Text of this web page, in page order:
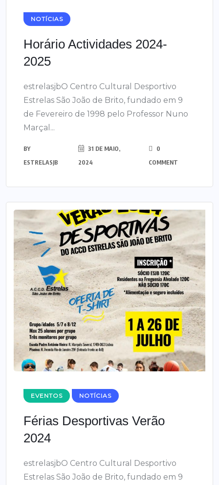
NOTÍCIAS
Horário Actividades 2024-
2025
estrelasjbO Centro Cultural Desportivo
Estrelas São João de Brito, fundado em 9
de Fevereiro de 1998 pelo Professor Nuno
Marçal...
BY
ESTRELASJB
31 DE MAIO,
2024
0
COMMENT
EVENTOS NOTÍCIAS
Férias Desportivas Verão
2024
estrelasjbO Centro Cultural Desportivo
Estrelas São João de Brito, fundado em 9